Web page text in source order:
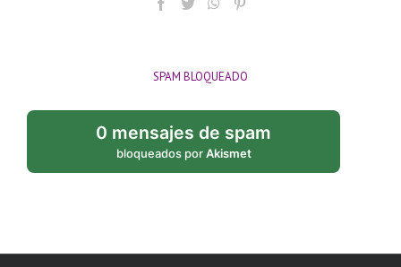
SPAM BLOQUEADO
0 mensajes de spam
bloqueados porAkismet